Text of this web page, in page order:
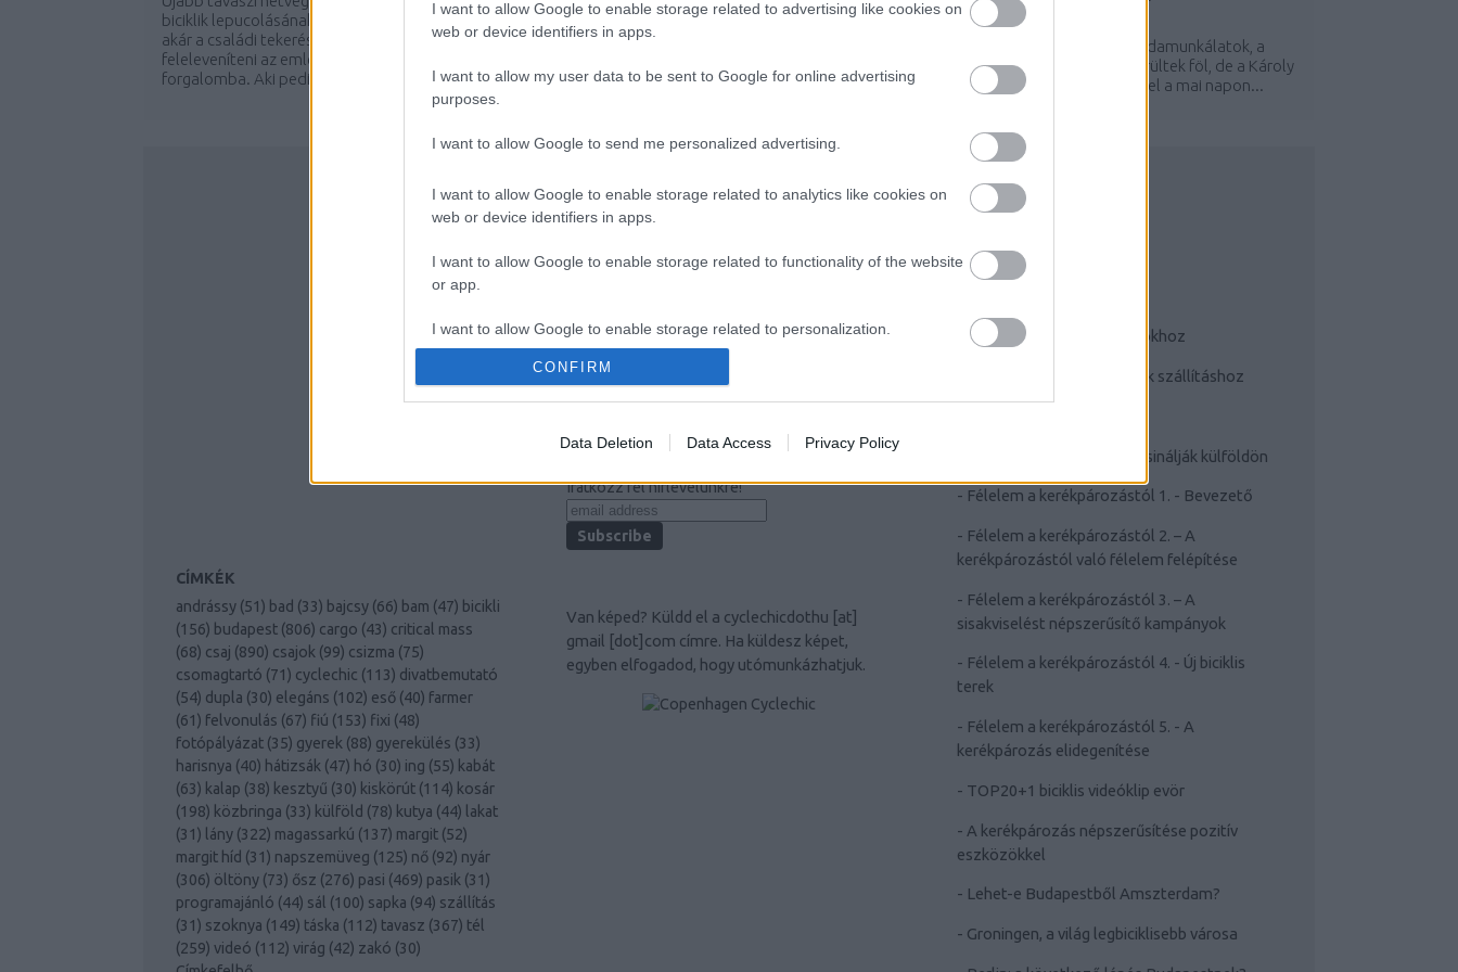
I want to allow Google to enable storage related to advertising like cookies on
web or device identifiers in apps.
I want to allow my user data to be sent to Google for online advertising
purposes.
I want to allow Google to send me personalized advertising.
I want to allow Google to enable storage related to analytics like cookies on
web or device identifiers in apps.
I want to allow Google to enable storage related to functionality of the website
or app.
I want to allow Google to enable storage related to personalization.
I want to allow Google to enable storage related to security, including
authentication functionality and fraud prevention, and other user protection.
CONFIRM
Data Deletion Data Access Privacy Policy
biciklik lepucolásának, kipróbálásának, vagy
akár a családi tekeréseknek. Ideje
feleleveníteni az emlékeket és visszarázódni a
forgalomba. Aki pedig még egyáltalán nem...
Nagy nap volt a
vasárnap. Az Autómentes Hétvége alkalmából
BY: HALAR
Még nagyban folynak a járdamunkálatok, a
piktogramok még nem kerültek föl, de a Károly
körúti bicajsáv felfestésével a mai napon...
CÍMKÉK
andrássy (51) bad (33) bajcsy (66) bam (47) bicikli
(156) budapest (806) cargo (43) critical mass
(68) csaj (890) csajok (99) csizma (75)
csomagtartó (71) cyclechic (113) divatbemutató
(54) dupla (30) elegáns (102) eső (40) farmer
(61) felvonulás (67) fiú (153) fixi (48)
fotópályázat (35) gyerek (88) gyerekülés (33)
harisnya (40) hátizsák (47) hó (30) ing (55) kabát
(63) kalap (38) kesztyű (30) kiskörút (114) kosár
(198) közbringa (33) külföld (78) kutya (44) lakat
(31) lány (322) magassarkú (137) margit (52)
margit híd (31) napszemüveg (125) nő (92) nyár
(306) öltöny (73) ősz (276) pasi (469) pasik (31)
programajánló (44) sál (100) sapka (94) szállítás
(31) szoknya (149) táska (112) tavasz (367) tél
(259) videó (112) virág (42) zakó (30)
CYCLE CHIC
hanem egy igazi stíluselem. Nem kér
kompromisszumot, nem kell hozzá öltözni,
hiszen maga öltöztet. És még a városokat is
jobbá teszi.
Iratkozz fel hírlevelünkre!
Van képed? Küldd el a cyclechicdothu [at]
gmail [dot]com címre. Ha küldesz képet,
egyben elfogadod, hogy utómunkázhatjuk.
TUDATTÁGÍTÓ
Kerékpárok a mindennapokhoz
Teherhordó/ cargo bringák szállításhoz
Cyclechic.hu on tour: Így csinálják külföldön
- Félelem a kerékpározástól 1. - Bevezető
- Félelem a kerékpározástól 2. – A
kerékpározástól való félelem felépítése
- Félelem a kerékpározástól 3. – A
sisakviselést népszerűsítő kampányok
- Félelem a kerékpározástól 4. - Új biciklis
terek
- Félelem a kerékpározástól 5. - A
kerékpározás elidegenítése
- TOP20+1 biciklis videóklip evör
- A kerékpározás népszerűsítése pozitív
eszközökkel
- Lehet-e Budapestből Amszterdam?
- Groningen, a világ legbiciklisebb városa